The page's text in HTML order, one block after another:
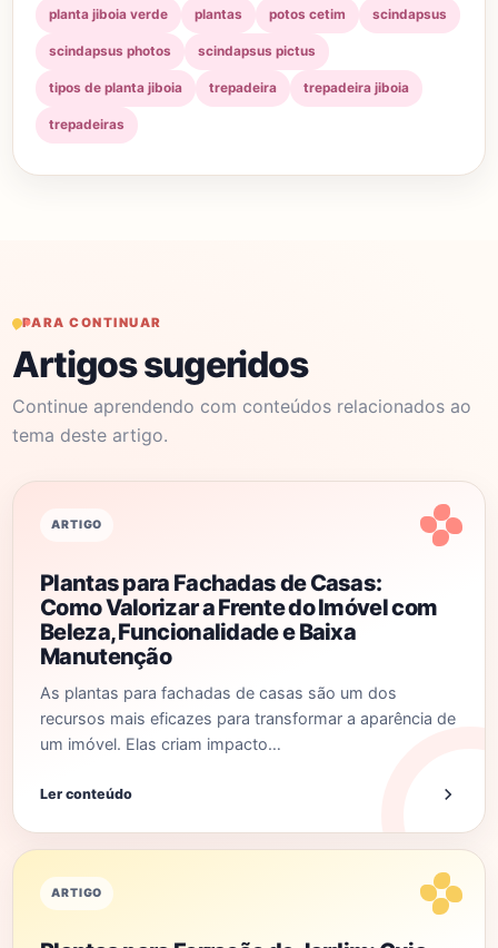
planta jiboia verde plantas potos cetim scindapsus
scindapsus photos scindapsus pictus
tipos de planta jiboia trepadeira trepadeira jiboia
trepadeiras
PARA CONTINUAR
Artigos sugeridos
Continue aprendendo com conteúdos relacionados ao
tema deste artigo.
ARTIGO
Plantas para Fachadas de Casas:
Como Valorizar a Frente do Imóvel com
Beleza, Funcionalidade e Baixa
Manutenção
As plantas para fachadas de casas são um dos
recursos mais eficazes para transformar a aparência de
um imóvel. Elas criam impacto…
Ler conteúdo
ARTIGO